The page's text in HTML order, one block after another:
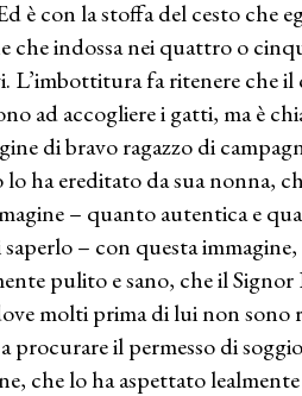
con la stoffa del cesto che
che indossa nei quattro o
L’imbottitura fa ritenere che
ad accogliere i gatti, ma è
di bravo ragazzo di
ha ereditato da sua nonna,
– quanto autentica e
– con questa
pulito e sano, che il
molti prima di lui non sono
procurare il permesso di
che lo ha aspettato